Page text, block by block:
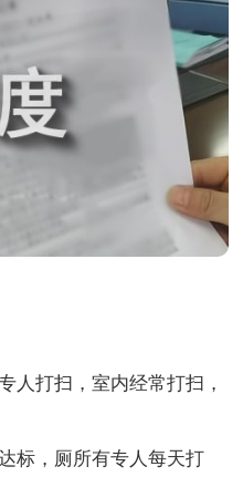
打扫，室内经常打扫，
，厕所有专人每天打